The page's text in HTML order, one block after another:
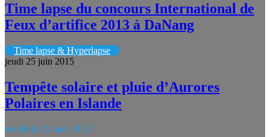
Time lapse du concours International de
Feux d’artifice 2013 à DaNang
Time lapse & Hyperlapse
jeudi 25 juin 2015
Tempête solaire et pluie d’Aurores
Polaires en Islande
vendredi 15 mars 2013